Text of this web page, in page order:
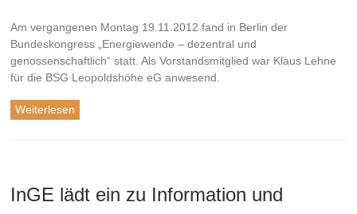
Am vergangenen Montag 19.11.2012 fand in Berlin der
Bundeskongress „Energiewende – dezentral und
genossenschaftlich“ statt. Als Vorstandsmitglied war Klaus Lehne
für die BSG Leopoldshöhe eG anwesend.
Weiterlesen
InGE lädt ein zu Information und